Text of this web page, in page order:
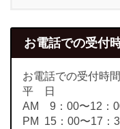
お電話での受付
お電話での受付時間
平 日
AM 9：00〜12：
PM 15：00〜17：